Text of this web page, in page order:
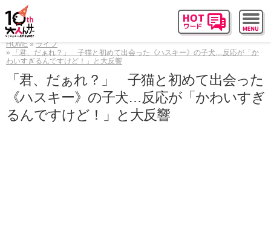
HOME
ライフ
「君、だぁれ？」 子猫と初めて出会った《ハスキー》の子犬…反応が「か
わいすぎるんですけど！」と大反響
「君、だぁれ？」 子猫と初めて出会った
《ハスキー》の子犬…反応が「かわいすぎ
るんですけど！」と大反響